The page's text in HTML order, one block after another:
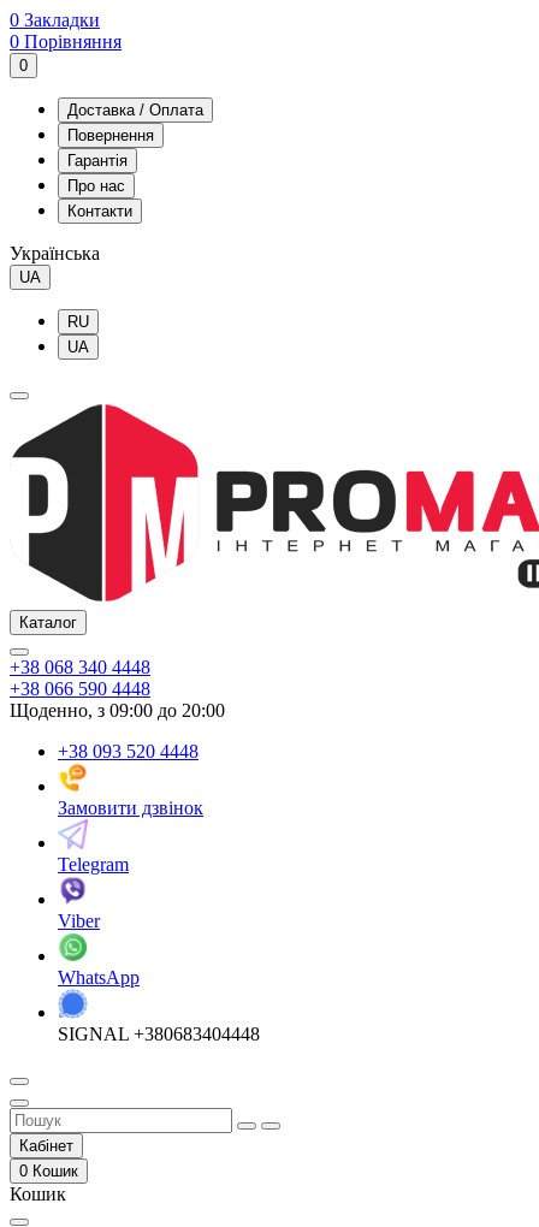
0 Закладки
0 Порівняння
0
Доставка / Оплата
Повернення
Гарантія
Про нас
Контакти
Українська
UA
RU
UA
Каталог
+38 068 340 4448
+38 066 590 4448
Щоденно, з 09:00 до 20:00
+38 093 520 4448
Замовити дзвінок
Telegram
Viber
WhatsApp
SIGNAL +380683404448
Кабінет
0 Кошик
Кошик